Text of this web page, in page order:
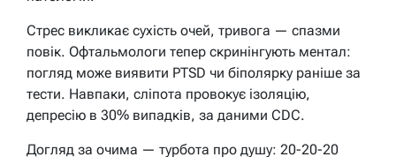
Стрес викликає сухість очей, тривога — спазми
повік. Офтальмологи тепер скринінгують ментал:
погляд може виявити PTSD чи біполярку раніше за
тести. Навпаки, сліпота провокує ізоляцію,
депресію в 30% випадків, за даними CDC.
Догляд за очима — турбота про душу: 20-20-20